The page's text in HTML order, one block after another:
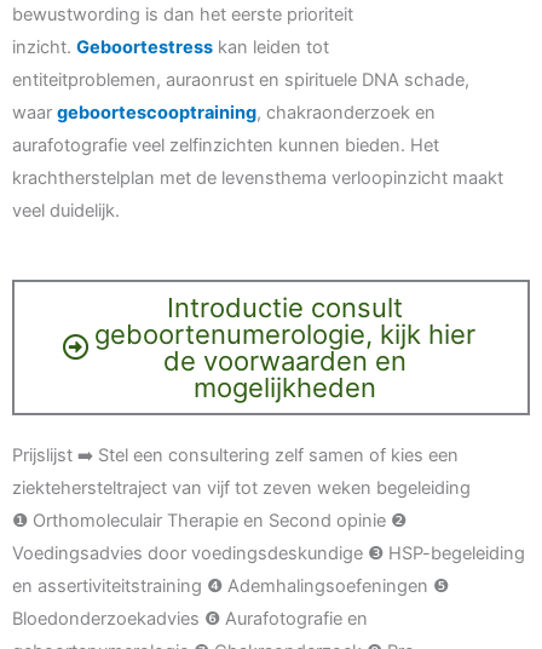
bewustwording is dan het eerste prioriteit
inzicht. Geboortestress kan leiden tot
entiteitproblemen, auraonrust en spirituele DNA schade,
waar geboortescooptraining, chakraonderzoek en
aurafotografie veel zelfinzichten kunnen bieden. Het
krachtherstelplan met de levensthema verloopinzicht maakt
veel duidelijk.
Introductie consult
geboortenumerologie, kijk hier
de voorwaarden en
mogelijkheden
Prijslijst ➡️ Stel een consultering zelf samen of kies een
ziektehersteltraject van vijf tot zeven weken begeleiding
❶ Orthomoleculair Therapie en Second opinie ❷
Voedingsadvies door voedingsdeskundige ❸ HSP-begeleiding
en assertiviteitstraining ❹ Ademhalingsoefeningen ❺
Bloedonderzoekadvies ❻ Aurafotografie en